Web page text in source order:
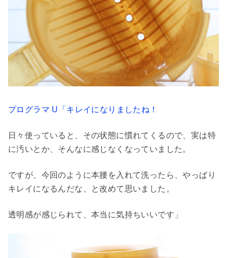
プログラマ U「キレイになりましたね！
日々使っていると、その状態に慣れてくるので、実は特
に汚いとか、そんなに感じなくなっていました。
ですが、今回のように本腰を入れて洗ったら、やっぱり
キレイになるんだな、と改めて思いました。
透明感が感じられて、本当に気持ちいいです」